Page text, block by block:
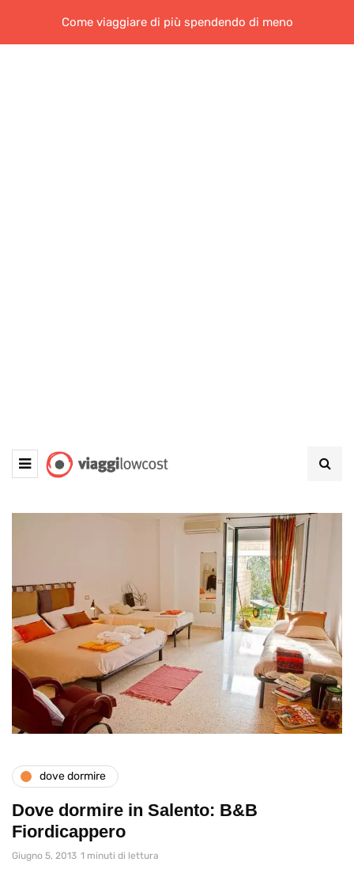
Come viaggiare di più spendendo di meno
dove dormire
Dove dormire in Salento: B&B
Fiordicappero
Giugno 5, 2013 1 minuti di lettura